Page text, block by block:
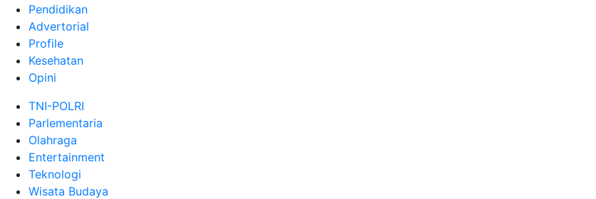
Pendidikan
Advertorial
Profile
Kesehatan
Opini
TNI-POLRI
Parlementaria
Olahraga
Entertainment
Teknologi
Wisata Budaya